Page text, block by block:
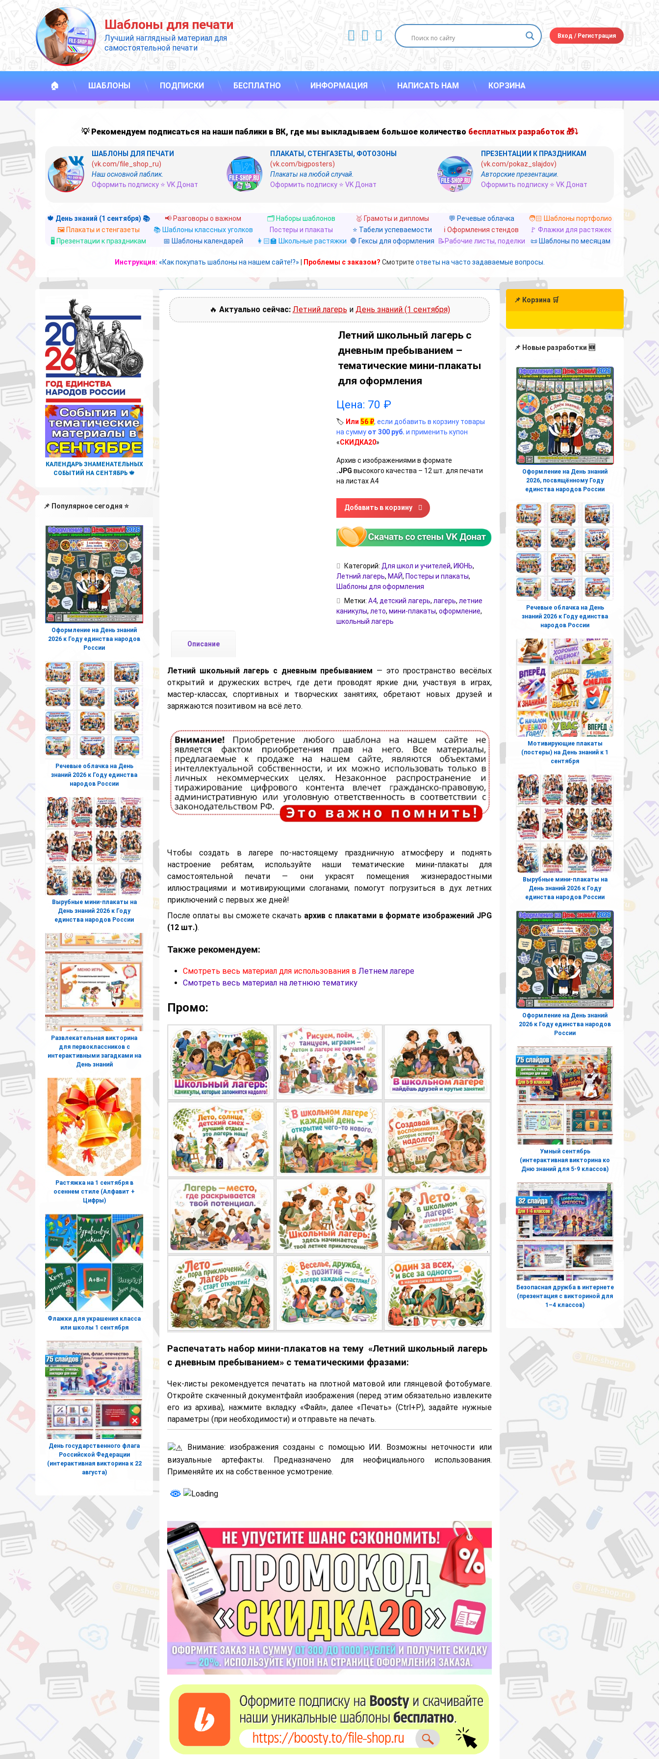
Перейти
к
содержимому
Шаблоны для печати
Лучший наглядный материал для
самостоятельной печати
ВКонтакте
YouTube
E-mail Вход /Регистрация
🏠 ШАБЛОНЫ ПОДПИСКИ БЕСПЛАТНО ИНФОРМАЦИЯ НАПИСАТЬ НАМ КОРЗИНА
💡 Рекомендуем подписаться на наши паблики в ВК, где мы выкладываем большое количество бесплатных разработок 🎁⤵
ШАБЛОНЫ ДЛЯ ПЕЧАТИ
(vk.com/file_shop_ru)
Наш основной паблик.
Оформить подписку ⭐ VK Донат
ПЛАКАТЫ, СТЕНГАЗЕТЫ, ФОТОЗОНЫ
(vk.com/bigposters)
Плакаты на любой случай.
Оформить подписку ⭐ VK Донат
ПРЕЗЕНТАЦИИ К ПРАЗДНИКАМ
(vk.com/pokaz_slajdov)
Авторские презентации.
Оформить подписку ⭐ VK Донат
🍁 День знаний (1 сентября) 📚 📢 Разговоры о важном 🗂️ Наборы шаблонов 🥇 Грамоты и дипломы 💬 Речевые облачка
🧑🏻 Шаблоны портфолио
🖼️ Плакаты и стенгазеты
📚 Шаблоны классных уголков Постеры и плакаты ⭐ Табели успеваемости ℹ️ Оформления стендов
🚩 Флажки для растяжек
🖥️ Презентации к праздникам
📅 Шаблоны календарей 👩🏻‍🏫 Школьные растяжки 🛑 Гексы для оформления 📝Рабочие листы, поделки 📜 Шаблоны по месяцам
Инструкция: «Как покупать шаблоны на нашем сайте!?» Проблемы с заказом? Смотрите ответы на часто задаваемые вопросы.
🔥 Актуально сейчас: Летний лагерь и День знаний (1 сентября)
Летний школьный лагерь с
дневным пребыванием –
тематические мини-плакаты
для оформления
Цена: 70 ₽
🏷️ Или 56 ₽, если добавить в корзину товары
на сумму от 300 руб. и применить купон
«СКИДКА20»
Архив с изображениями в формате
.JPG высокого качества – 12 шт. для печати
на листах А4
Количество товара Летний школьный лагерь с дневным пребыванием - тематические
Добавить в корзину
Категорий: Для школ и учителей, ИЮНЬ,
Летний лагерь, МАЙ, Постеры и плакаты,
Шаблоны для оформления
Метки: А4, детский лагерь, лагерь, летние
каникулы, лето, мини-плакаты, оформление,
школьный лагерь
Описание
Летний школьный лагерь с дневным пребыванием — это пространство весёлых
открытий и дружеских встреч, где дети проводят яркие дни, участвуя в играх,
мастер-классах, спортивных и творческих занятиях, обретают новых друзей и
заряжаются позитивом на всё лето.
Чтобы создать в лагере по-настоящему праздничную атмосферу и поднять
настроение ребятам, используйте наши тематические мини-плакаты для
самостоятельной печати — они украсят помещения жизнерадостными
иллюстрациями и мотивирующими слоганами, помогут погрузиться в дух летних
приключений с первых же дней!
После оплаты вы сможете скачать архив с плакатами в формате изображений JPG
(12 шт.).
Также рекомендуем:
Смотреть весь материал для использования в Летнем лагере
Смотреть весь материал на летнюю тематику
Промо:
Распечатать набор мини-плакатов на тему «Летний школьный лагерь
с дневным пребыванием» с тематическими фразами:
Чек-листы рекомендуется печатать на плотной матовой или глянцевой фотобумаге.
Откройте скаченный документфайл изображения (перед этим обязательно извлеките
его из архива), нажмите вкладку «Файл», далее «Печать» (Ctrl+P), задайте нужные
параметры (при необходимости) и отправьте на печать.
Внимание: изображения созданы с помощью ИИ. Возможны неточности или
визуальные артефакты. Предназначено для неофициального использования.
Применяйте их на собственное усмотрение.
КАЛЕНДАРЬ ЗНАМЕНАТЕЛЬНЫХ
СОБЫТИЙ НА СЕНТЯБРЬ 🍁
📌 Популярное сегодня ⭐
Оформление на День знаний
2026 к Году единства народов
России
Речевые облачка на День
знаний 2026 к Году единства
народов России
Вырубные мини-плакаты на
День знаний 2026 к Году
единства народов России
Развлекательная викторина
для первоклассников с
интерактивными загадками на
День знаний
Растяжка на 1 сентября в
осеннем стиле (Алфавит +
Цифры)
Флажки для украшения класса
или школы 1 сентября
День государственного флага
Российской Федерации
(интерактивная викторина к 22
августа)
📌 Корзина 🛒
📌 Новые разработки 🆕
Оформление на День знаний
2026, посвящённому Году
единства народов России
Речевые облачка на День
знаний 2026 к Году единства
народов России
Мотивирующие плакаты
(постеры) на День знаний к 1
сентября
Вырубные мини-плакаты на
День знаний 2026 к Году
единства народов России
Оформление на День знаний
2026 к Году единства народов
России
Умный сентябрь
(интерактивная викторина ко
Дню знаний для 5-9 классов)
Безопасная дружба в интернете
(презентация с викториной для
1–4 классов)